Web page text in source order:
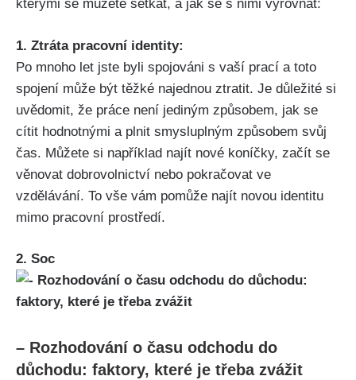
kterými se můžete setkat, a jak se s nimi vyrovnat:
1. Ztráta pracovní identity:
Po mnoho let jste byli spojováni s vaší prací a toto
spojení může být těžké najednou ztratit. Je důležité si
uvědomit, že práce není jediným způsobem, jak se
cítit hodnotnými a plnit smysluplným způsobem svůj
čas. Můžete si například najít nové koníčky, začít se
věnovat dobrovolnictví nebo pokračovat ve
vzdělávání. To vše vám pomůže najít novou identitu
mimo pracovní prostředí.
2. Soc
– Rozhodování o času odchodu do
důchodu: faktory, které je třeba zvážit